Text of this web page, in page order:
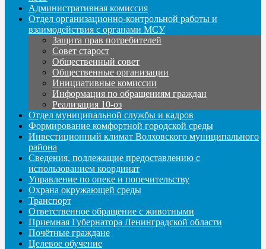
Административная комиссия
Отдел организационно-контрольной работы и
взаимодействия с органами МСУ
Защита прав потребителей
Совет старост
Общественный совет
Общественные организации
Инициативные комиссии
Информация по обращениям граждан
Реализация 10-оз
Отдел муниципальной службы и кадров
Формирование комфортной городской среды
Инвестиционный климат Волховского муниципального
района
Сведения, подлежащие предоставлению с
использованием координат
Управление по опеке и попечительству
Охрана окружающей среды
Транспорт
Ответственное обращение с животными
Приемная Губернатора Ленинградской области
Почётные граждане
Целевое обучение